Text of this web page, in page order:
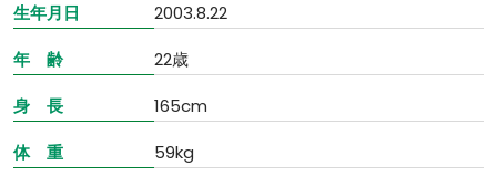
生年月日
2003.8.22
年 齢
22歳
身 長
165cm
体 重
59kg